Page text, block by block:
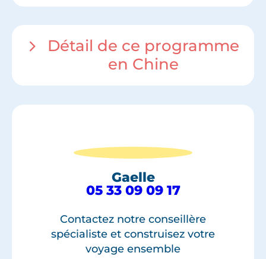
Détail de ce programme
en Chine
Gaelle
05 33 09 09 17
Contactez notre conseillère
spécialiste et construisez votre
voyage ensemble